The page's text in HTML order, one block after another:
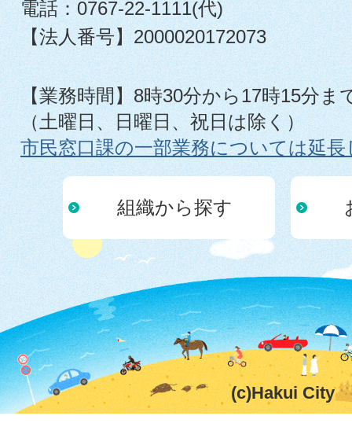
電話：0767-22-1111(代)
【法人番号】2000020172073
【業務時間】8時30分から17時15分ま
（土曜日、日曜日、祝日は除く）
市民窓口課の一部業務については延
組織から探す
(c)Hakui City